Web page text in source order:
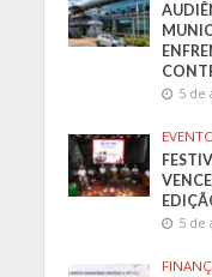
5 de
5 de